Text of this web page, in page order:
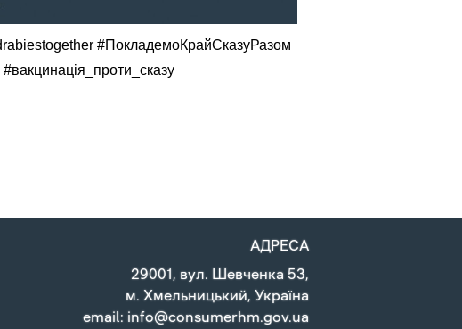
#ПокладемоКрайСказуРазом
АДРЕСА
29001, вул. Шевченка 53,
м. Хмельницький, Україна
email: info@consumerhm.gov.ua